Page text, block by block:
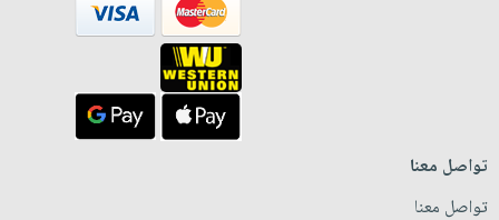
تواصل معنا
تواصل معنا